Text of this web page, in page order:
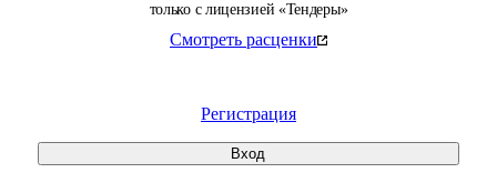
только с лицензией «Тендеры»
Смотреть расценки
Регистрация
Вход